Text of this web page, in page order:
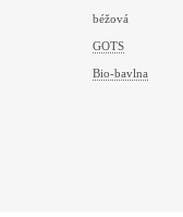
béžová
GOTS
Bio-bavlna